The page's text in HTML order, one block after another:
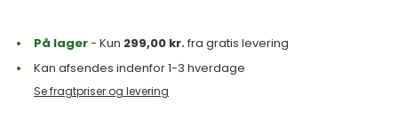
På lager- Kun 299,00 kr.fra gratis levering
Kan afsendes indenfor 1-3 hverdage
Se fragtpriser og levering